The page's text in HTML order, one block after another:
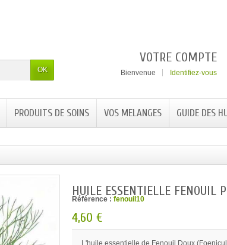
OK
VOTRE COMPTE
Bienvenue Identifiez-vous
PRODUITS DE SOINS VOS MELANGES GUIDE DES
HUILE ESSENTIELLE FENOUIL
Référence : fenouil10
4,60 €